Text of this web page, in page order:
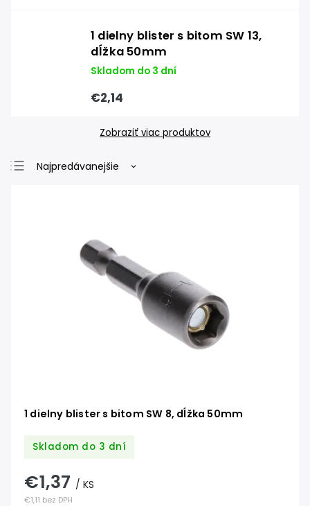
1 dielny blister s bitom SW 13,
dĺžka 50mm
Skladom do 3 dní
€2,14
Zobraziť viac produktov
Najpredávanejšie
1 dielny blister s bitom SW 8, dĺžka 50mm
Skladom do 3 dní
€1,11 bez DPH
€1,37 / KS